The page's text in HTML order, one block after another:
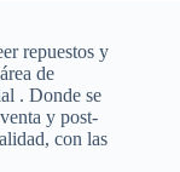
repuestos y
de
. Donde se
y post-
con las